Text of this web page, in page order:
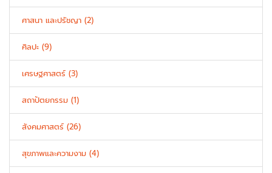
ศาสนา และปรัชญา (2)
ศิลปะ (9)
เศรษฐศาสตร์ (3)
สถาปัตยกรรม (1)
สังคมศาสตร์ (26)
สุขภาพและความงาม (4)